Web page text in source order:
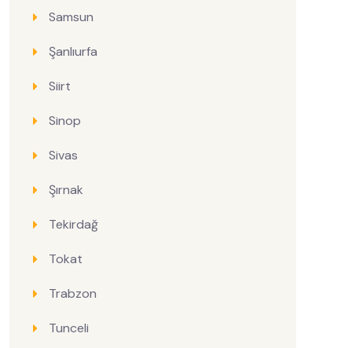
Samsun
Şanlıurfa
Siirt
Sinop
Sivas
Şırnak
Tekirdağ
Tokat
Trabzon
Tunceli